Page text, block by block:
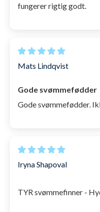
fungerer rigtig godt.
Mats Lindqvist
Gode svømmefødder
Gode svømmefødder.
Iryna Shapoval
TYR svømmefinner -